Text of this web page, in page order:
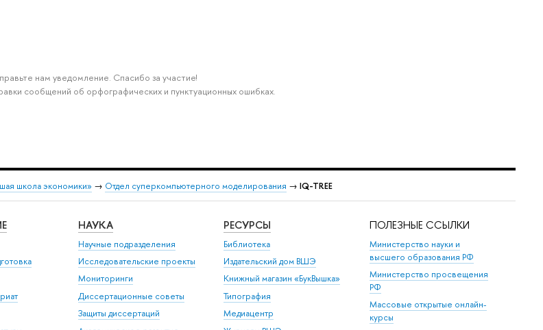
нам уведомление. Спасибо за участие!
сообщений об орфографических и пунктуационных ошибках.
школа экономики» → Отдел суперкомпьютерного моделирования → IQ-TREE
НАУКА
Научные подразделения
Исследовательские проекты
Мониторинги
Диссертационные советы
Защиты диссертаций
РЕСУРСЫ
Библиотека
Издательский дом ВШЭ
Книжный магазин «БукВышка»
Типография
Медиацентр
ПОЛЕЗНЫЕ ССЫЛКИ
Министерство науки и
высшего образования РФ
Министерство просвещения
РФ
Массовые открытые онлайн-
курсы